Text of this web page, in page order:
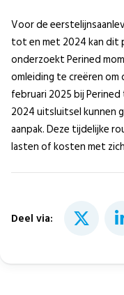
Voor de
tot en met 2024 kan dit
onderzoekt Perined
omleiding te creëren
februari 2025 bij
2024 uitsluitsel kunnen
aanpak. Deze tijdelijke
lasten of kosten met
Deel via: